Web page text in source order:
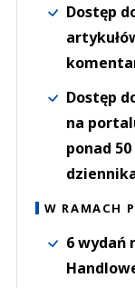
Dostęp
Dostęp
na
ponad
W RAMACH
6 wydań